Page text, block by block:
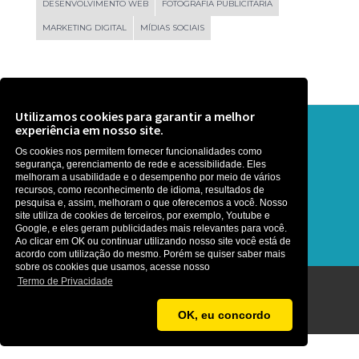
Utilizamos cookies para garantir a melhor
experiência em nosso site.
Os cookies nos permitem fornecer funcionalidades como
segurança, gerenciamento de rede e acessibilidade. Eles
melhoram a usabilidade e o desempenho por meio de vários
recursos, como reconhecimento de idioma, resultados de
pesquisa e, assim, melhoram o que oferecemos a você. Nosso
site utiliza de cookies de terceiros, por exemplo, Youtube e
Google, e eles geram publicidades mais relevantes para você.
Ao clicar em OK ou continuar utilizando nosso site você está de
acordo com utilização do mesmo. Porém se quiser saber mais
sobre os cookies que usamos, acesse nosso
Termo de Privacidade
OK, eu concordo
DESENVOLVIMENTO WEB FOTOGRAFIA PUBLICITARIA
MARKETING DIGITAL MÍDIAS SOCIAIS
Precisa de ajuda? Que tal uma
conversa ?
É rapidinho, somos gente boa :)
Agência MetaNet ©2026